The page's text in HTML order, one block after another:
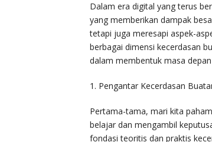
Dalam era digital yang terus
yang memberikan dampak
tetapi juga meresapi aspek-
berbagai dimensi kecerdasan
dalam membentuk masa
1. Pengantar Kecerdasan
Pertama-tama, mari kita
belajar dan mengambil
fondasi teoritis dan praktis